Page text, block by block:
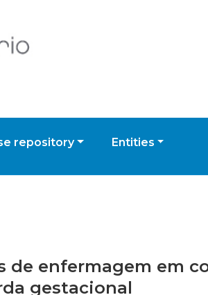
repository Entities
de enfermagem em
gestacional